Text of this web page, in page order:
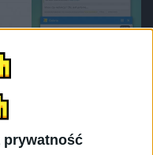
prywatność